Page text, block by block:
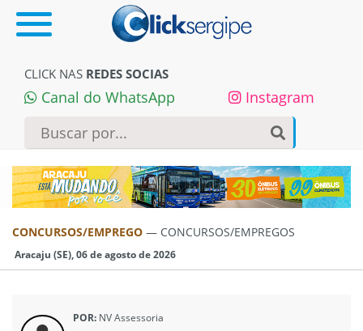
CLICK NAS REDES SOCIAS
Canal do WhatsApp Instagram
CONCURSOS/EMPREGO — CONCURSOS/EMPREGOS
Aracaju (SE), 06 de agosto de 2026
POR: NV Assessoria